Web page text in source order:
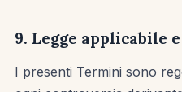
9. Legge applicabile
I presenti Termini sono